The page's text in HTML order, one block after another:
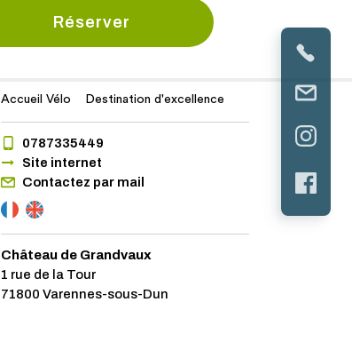
Réserver
Accueil Vélo Destination d'excellence
0787335449
Site internet
Contactez par mail
Château de Grandvaux
1 rue de la Tour
71800 Varennes-sous-Dun